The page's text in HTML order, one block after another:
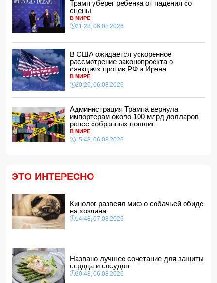
14:00, 07.08.2026
Прогноз погоды в Азербайджане на 8 августа
12:48, 07.08.2026
В Азербайджане ищут сотрудников с зарплатой до 10
000 манатов
12:40, 07.08.2026
Уровень безработицы во Франции вырос до рекордного
с 2020 года показателя
12:34, 07.08.2026
в кафе
12:28, 07.08.2026
В Нахчыванской АР сотрудники МЧС спасли тонувшего
человека
12:00, 07.08.2026
Опасный вирус приближается к границе Турции
11:48, 07.08.2026
Женщина попала за решетку из-за необычного имени
ребенка
11:40, 07.08.2026
11:34, 07.08.2026
Трамп уберег ребенка от падения со
сцены
В МИРЕ
21:28, 06.08.2026
В США ожидается ускоренное
рассмотрение законопроекта о
санкциях против РФ и Ирана
В МИРЕ
20:20, 06.08.2026
Администрация Трампа вернула
импортерам около 100 млрд долларов
ранее собранных пошлин
В МИРЕ
15:48, 06.08.2026
ЭТО ИНТЕРЕСНО
Кинолог развеял миф о собачьей обиде
на хозяина
14:48, 07.08.2026
Названо лучшее сочетание для защиты
сердца и сосудов
20:48, 06.08.2026